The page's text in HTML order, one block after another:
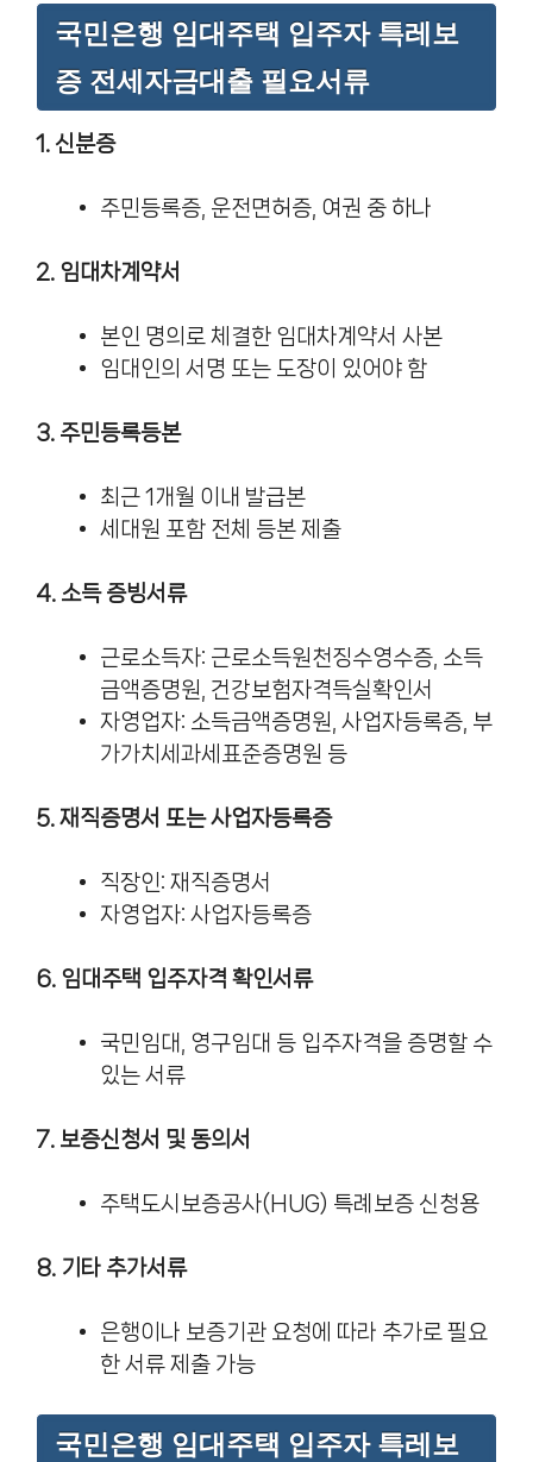
국민은행 임대주택 입주자 특레보
증 전세자금대출 필요서류
1. 신분증
주민등록증, 운전면허증, 여권 중 하나
2. 임대차계약서
본인 명의로 체결한 임대차계약서 사본
임대인의 서명 또는 도장이 있어야 함
3. 주민등록등본
최근 1개월 이내 발급본
세대원 포함 전체 등본 제출
4. 소득 증빙서류
근로소득자: 근로소득원천징수영수증, 소득
금액증명원, 건강보험자격득실확인서
자영업자: 소득금액증명원, 사업자등록증, 부
가가치세과세표준증명원 등
5. 재직증명서 또는 사업자등록증
직장인: 재직증명서
자영업자: 사업자등록증
6. 임대주택 입주자격 확인서류
국민임대, 영구임대 등 입주자격을 증명할 수
있는 서류
7. 보증신청서 및 동의서
주택도시보증공사(HUG) 특례보증 신청용
8. 기타 추가서류
은행이나 보증기관 요청에 따라 추가로 필요
한 서류 제출 가능
국민은행 임대주택 입주자 특레보